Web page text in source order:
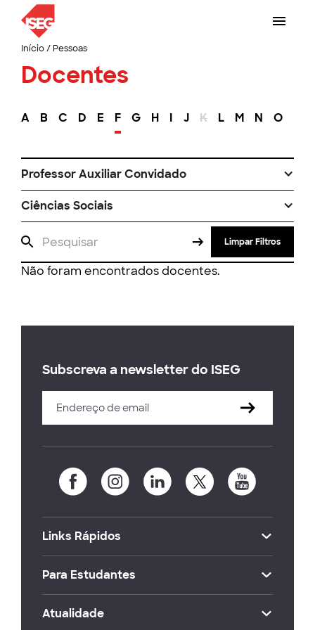
Início/ Pessoas
Docentes
A B C D E F G H I J K L M N O
Professor Auxiliar Convidado
Ciências Sociais
Limpar Filtros
Não foram encontrados docentes.
Subscreva a newsletter do ISEG
Links Rápidos
Para Estudantes
Atualidade